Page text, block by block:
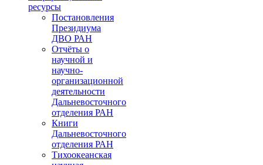
ресурсы
Постановления
Президиума
ДВО РАН
Отчёты о
научной и
научно-
организационной
деятельности
Дальневосточного
отделения РАН
Книги
Дальневосточного
отделения РАН
Тихоокеанская